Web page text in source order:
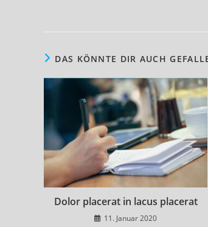
DAS KÖNNTE DIR AUCH
Dolor placerat in lacus placerat
11. Januar 2020